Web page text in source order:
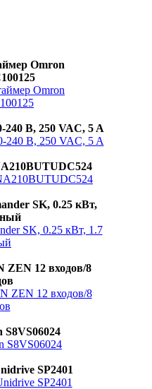
Omron
240 В, 250 VAC, 5 A
SK, 0.25 кВт,
ZEN 12 входов/8
SP2401